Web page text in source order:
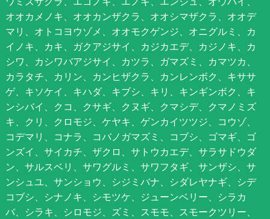
オオカメノキ、オオカンザクラ、オオシマザクラ、オオデ
マリ、オトコヨウゾメ、オオモクゲンジ、オニグルミ、カ
イノキ、カキ、ガクアジサイ、カジカエデ、カジノキ、カ
シワ、カシワバアジサイ、カツラ、ガマズミ、カマツカ、
カラタチ、カリン、カンヒザクラ、カンレンボク、キササ
ゲ、キソケイ、キハダ、キブシ、キリ、キンギンボク、キ
ンシバイ、クコ、クサギ、クヌギ、クマシデ、クマノミズ
キ、クリ、クロモジ、ケヤキ、ゲンカイツツジ、コウゾ、
コデマリ、コナラ、コバノガマズミ、コブシ、ゴマギ、ゴ
ンズイ、サイカチ、ザクロ、サトウカエデ、サラサドウダ
ン、サルスベリ、サワグルミ、サワフタギ、サンザシ、サ
ンシュユ、サンショウ、シジミバナ、シダレヤナギ、シデ
コブシ、シナノキ、シモツケ、ジューンベリー、シラカ
バ、シラキ、シロモジ、ズミ、スモモ、スモークツリー、